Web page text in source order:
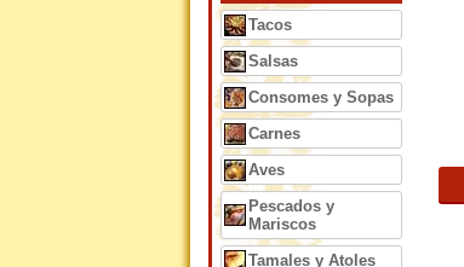
Tacos
Salsas
Consomes y Sopas
Carnes
Aves
Pescados y
Mariscos
Tamales y Atoles